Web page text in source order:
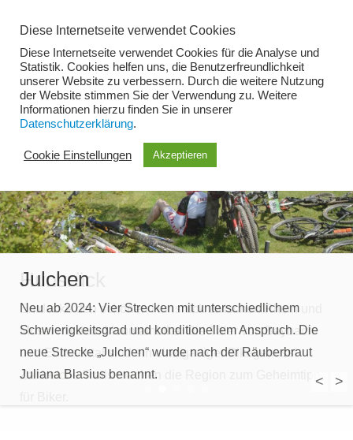
Inhalt
springen
Menü
Julchen
Neu ab 2024: Vier Strecken mit unterschiedlichem
Schwierigkeitsgrad und konditionellem Anspruch. Die
neue Strecke „Julchen“ wurde nach der Räuberbraut
Juliana Blasius benannt.
Hunsrück
Entdecke den schönen Hunsrück zwischen Rhein und
Mosel mit dem Mountainbike. Die Täler von Baybach-
und Ehrbachtal sind ein einzigartiger Bikegenuss!
Zahlreiche Trails machen die Region zum Geheimtipp< >
Diese Internetseite verwendet Cookies
Diese Internetseite verwendet Cookies für die Analyse und
Statistik. Cookies helfen uns, die Benutzerfreundlichkeit
unserer Website zu verbessern. Durch die weitere Nutzung
der Website stimmen Sie der Verwendung zu. Weitere
Informationen hierzu finden Sie in unserer
Datenschutzerklärung.
Cookie Einstellungen Akzeptieren